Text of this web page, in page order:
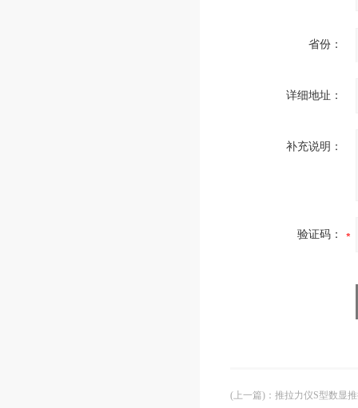
省份：
详细地址：
补充说明：
验证码：
(上一篇) ： 推拉力仪S型数显